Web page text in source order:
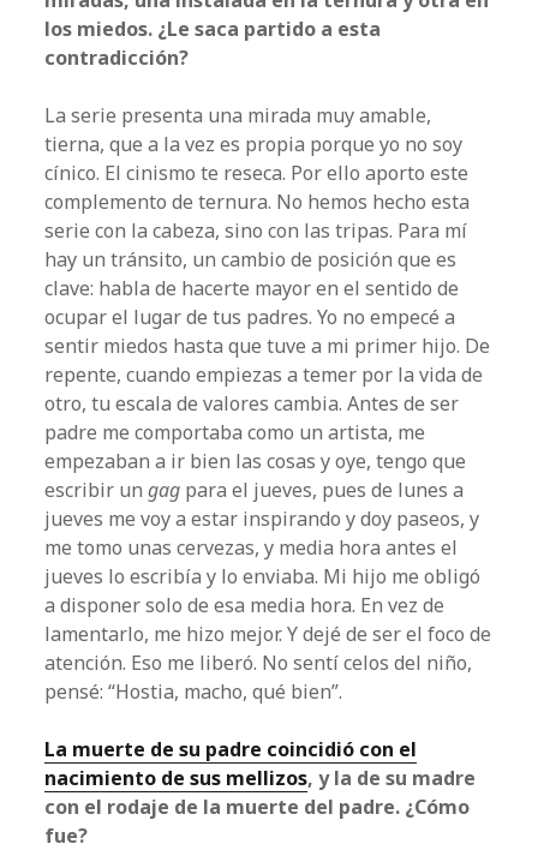
los miedos. ¿Le saca partido a esta
contradicción?
La serie presenta una mirada muy amable,
tierna, que a la vez es propia porque yo no soy
cínico. El cinismo te reseca. Por ello aporto este
complemento de ternura. No hemos hecho esta
serie con la cabeza, sino con las tripas. Para mí
hay un tránsito, un cambio de posición que es
clave: habla de hacerte mayor en el sentido de
ocupar el lugar de tus padres. Yo no empecé a
sentir miedos hasta que tuve a mi primer hijo. De
repente, cuando empiezas a temer por la vida de
otro, tu escala de valores cambia. Antes de ser
padre me comportaba como un artista, me
empezaban a ir bien las cosas y oye, tengo que
escribir ungag para el jueves, pues de lunes a
jueves me voy a estar inspirando y doy paseos, y
me tomo unas cervezas, y media hora antes el
jueves lo escribía y lo enviaba. Mi hijo me obligó
a disponer solo de esa media hora. En vez de
lamentarlo, me hizo mejor. Y dejé de ser el foco de
atención. Eso me liberó. No sentí celos del niño,
pensé: “Hostia, macho, qué bien”.
La muerte de su padre coincidió con el
nacimiento de sus mellizos, y la de su madre
con el rodaje de la muerte del padre. ¿Cómo
fue?